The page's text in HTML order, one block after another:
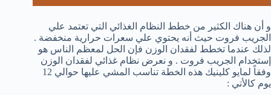
و أن هناك الكثير من خطط النظام الغذائي التي تعتمد علي
الجريب فروت حيث أنه يحتوي علي سعرات حرارية منخفضة .
لذلك عندما تخطط لفقدان الوزن فإن الحل لمعظم الناس هو
إستخدام الجريب فروت . و نعرض نظام غذائي لفقدان الوزن
وفقاً لمايو كلينيك هذه الخطة تناسب المشي عليها حوالي 12
يوم كالأتي :